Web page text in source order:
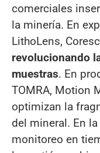
comerciales
la minería. En
LithoLens,
revolucionando
muestras. En
TOMRA, Motion
optimizan la
del mineral. En
monitoreo en